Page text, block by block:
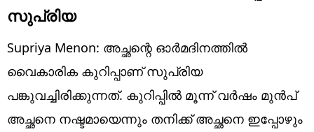
Lifestyle
world
Technology
Religion
സുപ്രിയ
Supriya Menon: അച്ഛന്റെ ഓർമദിനത്തിൽ
വൈകാരിക കുറിപ്പാണ് സുപ്രിയ
പങ്കുവച്ചിരിക്കുന്നത്. കുറിപ്പിൽ മൂന്ന് വർഷം മുൻപ്
അച്ഛനെ നഷ്ടമായെന്നും തനിക്ക് അച്ഛനെ ഇപ്പോഴും